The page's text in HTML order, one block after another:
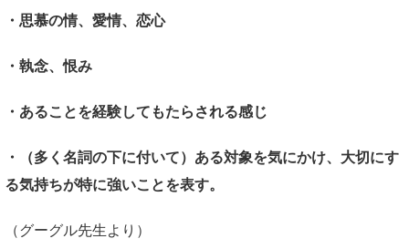
・思慕の情、愛情、恋心
・執念、恨み
・あることを経験してもたらされる感じ
・（多く名詞の下に付いて）ある対象を気にかけ、大切にす
る気持ちが特に強いことを表す。
（グーグル先生より）